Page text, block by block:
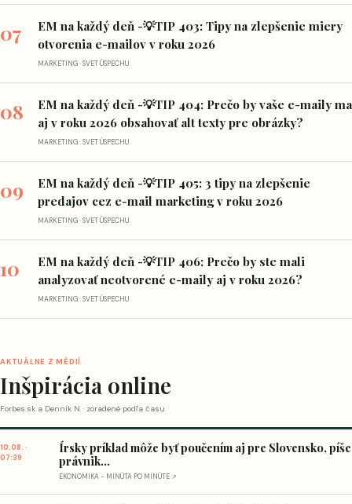
07
EM na každý deň -💡TIP 403: Tipy na zlepšenie miery
otvorenia e-mailov v roku 2026
MARKETING · SVET ÚSPECHU
08
EM na každý deň -💡TIP 404: Prečo by vaše e-maily
aj v roku 2026 obsahovať alt texty pre obrázky?
MARKETING · SVET ÚSPECHU
09
EM na každý deň -💡TIP 405: 3 tipy na zlepšenie
predajov cez e-mail marketing v roku 2026
MARKETING · SVET ÚSPECHU
10
EM na každý deň -💡TIP 406: Prečo by ste mali
analyzovať neotvorené e-maily aj v roku 2026?
MARKETING · SVET ÚSPECHU
AKTUÁLNE Z MÉDIÍ
Inšpirácia online
Forbes.sk a Denník N · zoradené podľa času
10.08. ·
07:39
Írsky príklad môže byť poučením aj pre Slovensko, píše
právnik...
EKONOMIKA - MINÚTA PO MINÚTE ↗